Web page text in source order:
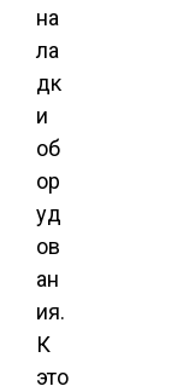
на
ла
дк
и
об
ор
уд
ов
ан
ия.
К
это